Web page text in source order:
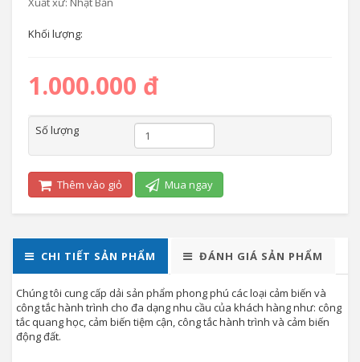
Khối lượng:
1.000.000 đ
Số lượng
Thêm vào giỏ Mua ngay
CHI TIẾT SẢN PHẨM ĐÁNH GIÁ SẢN PHẨM
Chúng tôi cung cấp dải sản phẩm phong phú các loại cảm biến và
công tắc hành trình cho đa dạng nhu cầu của khách hàng như: công
tắc quang học, cảm biến tiệm cận, công tắc hành trình và cảm biến
động đất.